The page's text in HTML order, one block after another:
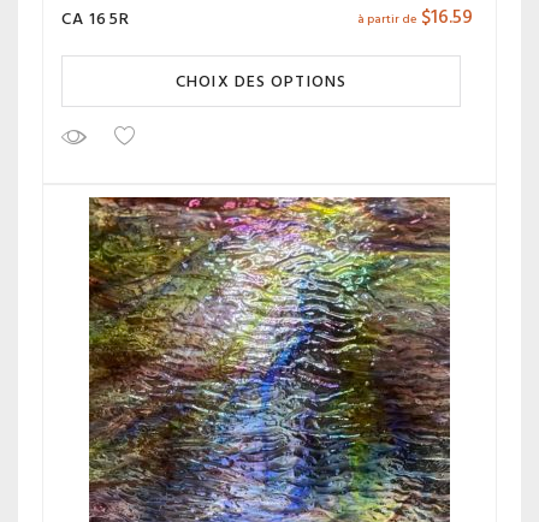
CA 165R à partir de $16.59
CHOIX DES OPTIONS